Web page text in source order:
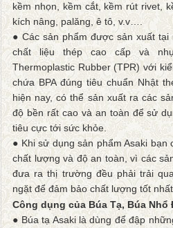
kềm nhọn, kềm cắt, kềm rút rivet,
kích nâng, palăng, ê tô, v.v….
● Các sản phẩm được sản xuất tại
chất liệu thép cao cấp và
Thermoplastic Rubber (TPR) với
chứa BPA đúng tiêu chuẩn Nhật
hiện nay, có thể sản xuất ra các
độ bền rất cao và an toàn để sử
tiêu cực tới sức khỏe.
● Khi sử dụng sản phẩm Asaki bạn
chất lượng và độ an toàn, vì các
đưa ra thị trường đều phải trải
ngặt để đảm bảo chất lượng tốt
Công dụng của Búa Tạ, Búa Nhổ
● Búa tạ Asaki là dùng để đập